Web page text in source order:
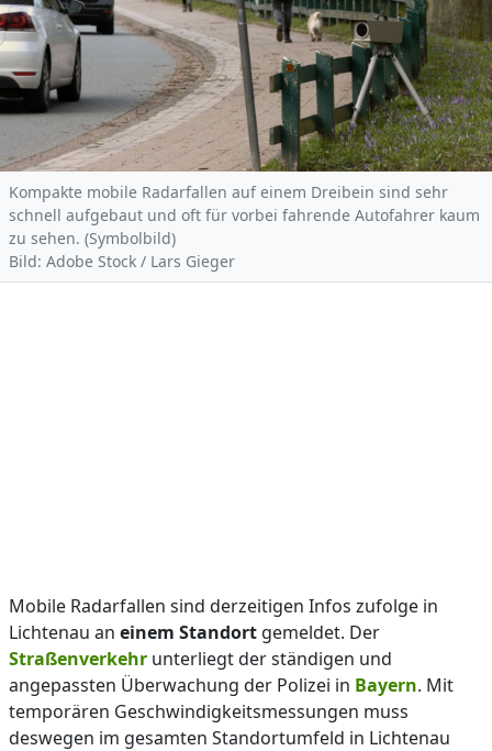
Kompakte mobile Radarfallen auf einem Dreibein sind sehr
schnell aufgebaut und oft für vorbei fahrende Autofahrer kaum
zu sehen. (Symbolbild)
Bild: Adobe Stock / Lars Gieger
Mobile Radarfallen sind derzeitigen Infos zufolge in
Lichtenau an einem Standort gemeldet. Der
Straßenverkehr unterliegt der ständigen und
angepassten Überwachung der Polizei in Bayern. Mit
temporären Geschwindigkeitsmessungen muss
deswegen im gesamten Standortumfeld in Lichtenau